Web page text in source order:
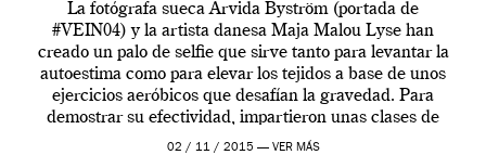
La fotógrafa sueca Arvida Byström (portada de
#VEIN04) y la artista danesa Maja Malou Lyse han
creado un palo de selfie que sirve tanto para levantar la
autoestima como para elevar los tejidos a base de unos
ejercicios aeróbicos que desafían la gravedad. Para
demostrar su efectividad, impartieron unas clases de
prueba en el Tate […]
02 / 11 / 2015 — VER MÁS